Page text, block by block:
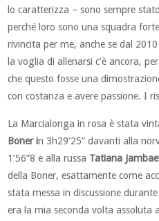
lo caratterizza – sono sempre
perché loro sono una squadra
rivincita per me, anche se dal
la voglia di allenarsi c’è ancora,
che questo fosse una
con costanza e avere passione. I
La Marcialonga in rosa è stata
Boner in 3h29’25” davanti alla
1’56”8 e alla russa Tatiana
della Boner, esattamente come
stata messa in discussione
era la mia seconda volta assoluta